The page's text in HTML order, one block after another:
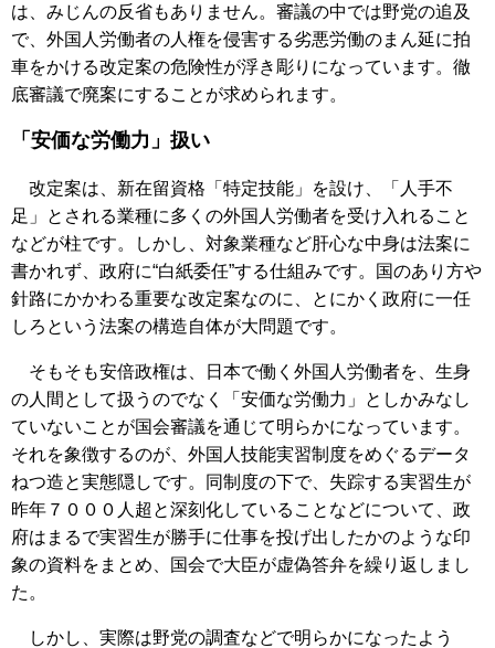
は、みじんの反省もありません。審議の中では野党の追及
で、外国人労働者の人権を侵害する劣悪労働のまん延に拍
車をかける改定案の危険性が浮き彫りになっています。徹
底審議で廃案にすることが求められます。
「安価な労働力」扱い
改定案は、新在留資格「特定技能」を設け、「人手不
足」とされる業種に多くの外国人労働者を受け入れること
などが柱です。しかし、対象業種など肝心な中身は法案に
書かれず、政府に“白紙委任”する仕組みです。国のあり方や
針路にかかわる重要な改定案なのに、とにかく政府に一任
しろという法案の構造自体が大問題です。
そもそも安倍政権は、日本で働く外国人労働者を、生身
の人間として扱うのでなく「安価な労働力」としかみなし
ていないことが国会審議を通じて明らかになっています。
それを象徴するのが、外国人技能実習制度をめぐるデータ
ねつ造と実態隠しです。同制度の下で、失踪する実習生が
昨年７０００人超と深刻化していることなどについて、政
府はまるで実習生が勝手に仕事を投げ出したかのような印
象の資料をまとめ、国会で大臣が虚偽答弁を繰り返しまし
た。
しかし、実際は野党の調査などで明らかになったよう